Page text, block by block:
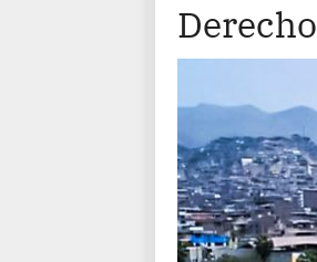
Derecho